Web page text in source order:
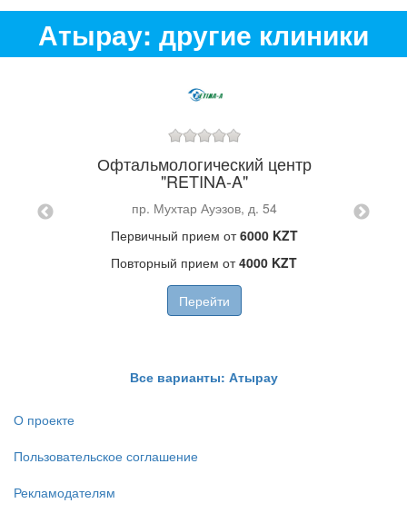
Атырау: другие клиники
Офтальмологический центр
"RETINA-A"
пр. Мухтар Ауэзов, д. 54
Первичный прием от6000 KZT
Повторный прием от4000 KZT
Перейти
Все варианты: Атырау
О проекте
Пользовательское соглашение
Рекламодателям